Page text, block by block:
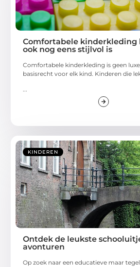
Comfortabele kinderkleding
ook nog eens stijlvol is
Comfortabele kinderkleding is geen
basisrecht voor elk kind. Kinderen die
...
KINDEREN
Ontdek de leukste
avonturen
Op zoek naar een educatieve maar